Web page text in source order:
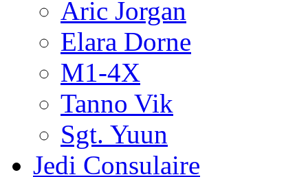
Aric Jorgan
Elara Dorne
M1-4X
Tanno Vik
Sgt. Yuun
Jedi Consulaire